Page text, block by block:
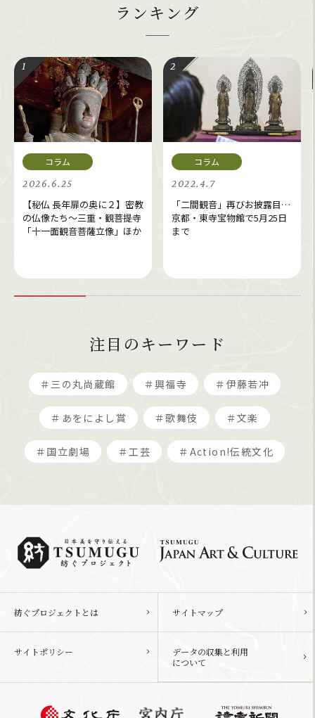
ランキング
2026.6.25
【秘仏 長年扉の奥に２】密教
の仏像たち～三重・観菩提寺
「十一面観音菩薩立像」ほか
2022.4.7
「二間観音」再びお披露目…
京都・東寺宝物館で5月25日
まで
注目のキーワード
＃三の丸尚蔵館 ＃興福寺 ＃伊藤若冲
＃あをによし賞 ＃歌舞伎 ＃文楽
＃国立劇場 ＃工芸 ＃Action!伝統文化
紡ぐプロジェクトとは サイトマップ
サイトポリシー
データの収集と利用
について